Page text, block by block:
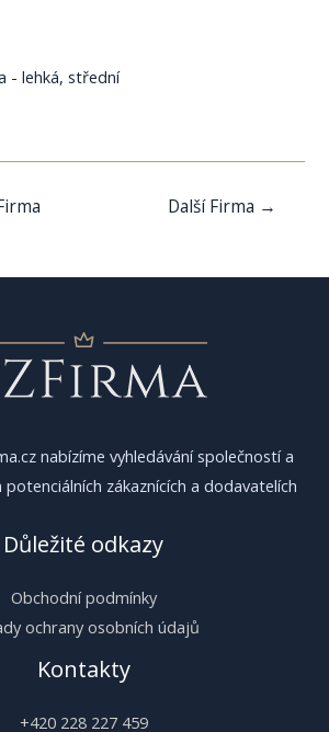
- lehká, střední
Další Firma →
nabízíme vyhledávání společností a
zákaznících a dodavatelích
Důležité odkazy
Obchodní podmínky
ochrany osobních údajů
Kontakty
+420 228 227 459